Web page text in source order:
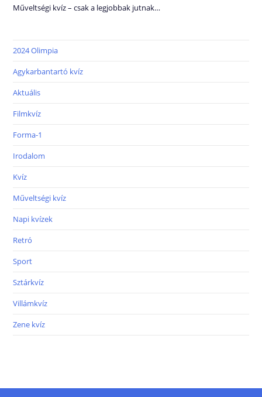
Műveltségi kvíz – csak a legjobbak jutnak…
2024 Olimpia
Agykarbantartó kvíz
Aktuális
Filmkvíz
Forma-1
Irodalom
Kvíz
Műveltségi kvíz
Napi kvízek
Retró
Sport
Sztárkvíz
Villámkvíz
Zene kvíz